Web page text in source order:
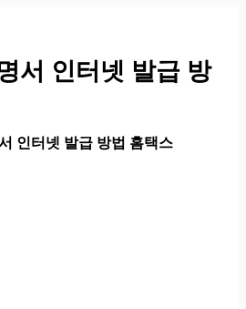
서 인터넷 발급 방
인터넷 발급 방법 홈택스